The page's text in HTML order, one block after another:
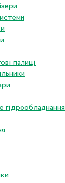
палиці
гідрообладнання